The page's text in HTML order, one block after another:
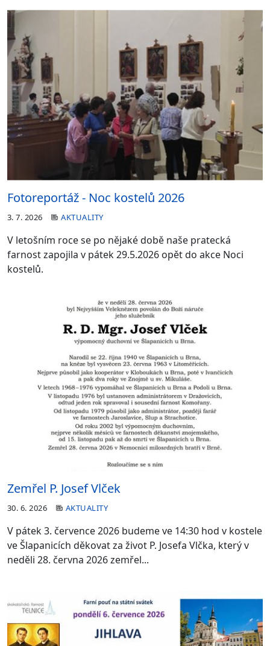
Fotoreportáž - Noc kostelů 2026
3. 7. 2026 AKTUALITY
V letošním roce se po nějaké době naše pratecká
farnost zapojila v pátek 29.5.2026 opět do akce Noci
kostelů.
Zemřel P. Josef Vlček
30. 6. 2026 AKTUALITY
V pátek 3. července 2026 budeme ve 14:30 hod v kostele
ve Šlapanicích děkovat za život P. Josefa Vlčka, který v
neděli 28. června 2026 zemřel...